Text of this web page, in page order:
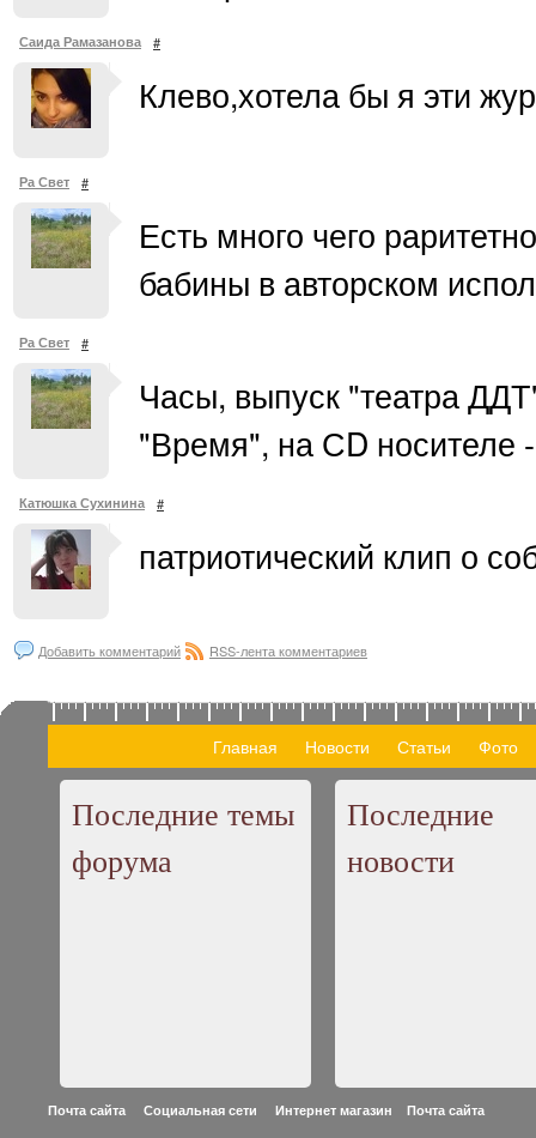
Саида Рамазанова #
Клево,хотела бы я эти
Ра Свет #
Есть много чего
бабины в авторском
Ра Свет #
Часы, выпуск "театра
"Время", на СD носителе
Катюшка Сухинина #
патриотический клип о
Добавить комментарий RSS-лента комментариев
Главная Новости Статьи Фото
Последние темы
форума
Последние
новости
Почта сайта Социальная сети Интернет магазин Почта сайта